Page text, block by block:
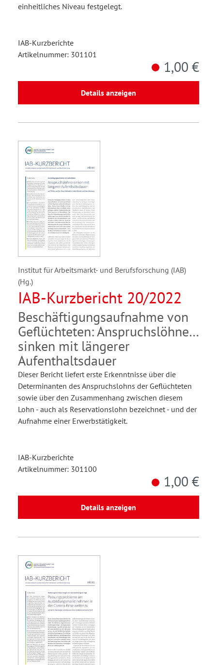
einheitliches Niveau festgelegt.
IAB-Kurzberichte
Artikelnummer: 301101
1,00 €
Details anzeigen
Institut für Arbeitsmarkt- und Berufsforschung (IAB)
(Hg.)
IAB-Kurzbericht 20/2022
Beschäftigungsaufnahme von
Geflüchteten: Anspruchslöhne
sinken mit längerer
Aufenthaltsdauer
Dieser Bericht liefert erste Erkenntnisse über die
Determinanten des Anspruchslohns der Geflüchteten
sowie über den Zusammenhang zwischen diesem
Lohn - auch als Reservationslohn bezeichnet - und der
Aufnahme einer Erwerbstätigkeit.
IAB-Kurzberichte
Artikelnummer: 301100
1,00 €
Details anzeigen